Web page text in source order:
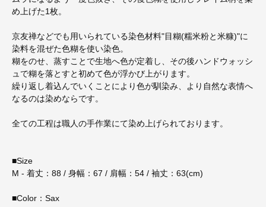
め上げた1枚。
京友禅などでも用いられている染色材料"目糊(糯米粉と米糠)"に
染料を混ぜた色糊を使い染色。
糊をのせ、蒸すことで生地へ色が定着し、その後ハンドウォッシ
ュで糊を落とすと初めて色が浮かび上がります。
繰り返し着込んでいくことにより色が馴染み、より自然な表情へ
なるのは染めならです。
全ての工程は職人の手作業にて染め上げられております。
■Size
M - 着丈：88 / 身幅：67 / 肩幅：54 / 袖丈：63(cm)
■Color：Sax